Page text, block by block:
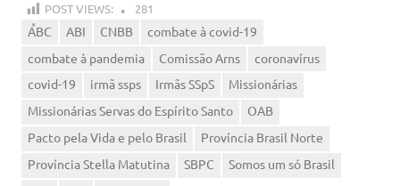
POST VIEWS: 281
ABC ABI CNBB
combate à covid-19
combate à pandemia
Comissão Arns
coronavírus
covid-19
irmã ssps Irmãs SSpS
Missionárias
Missionárias Servas do Espírito Santo
OAB
Pacto pela Vida e pelo Brasil
Província Brasil Norte
Província Stella Matutina
SBPC
Somos um só Brasil